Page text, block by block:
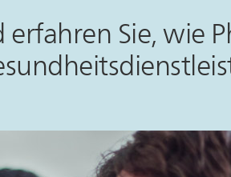
Sie, wie